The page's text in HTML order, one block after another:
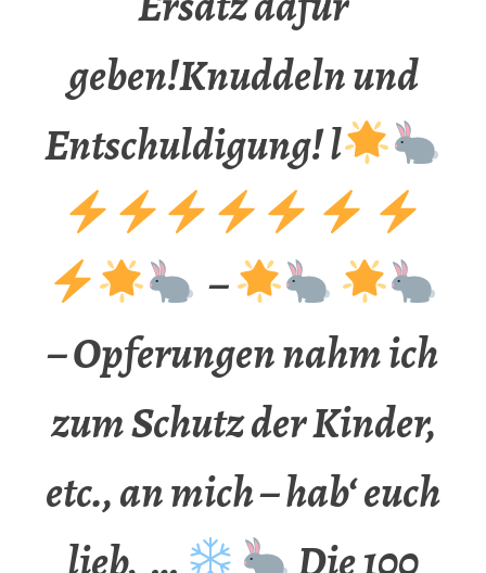
geben!Knuddeln und
Entschuldigung! l
–
– Opferungen nahm ich
zum Schutz der Kinder,
etc., an mich – hab‘ euch